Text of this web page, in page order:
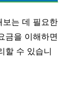
보는 데 필요한
금을 이해하면
할 수 있습니